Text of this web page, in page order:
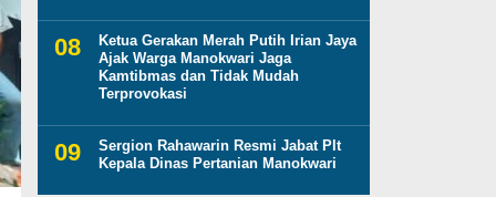
Ketua Gerakan Merah Putih Irian Jaya
Ajak Warga Manokwari Jaga
Kamtibmas dan Tidak Mudah
Terprovokasi
Sergion Rahawarin Resmi Jabat Plt
Kepala Dinas Pertanian Manokwari